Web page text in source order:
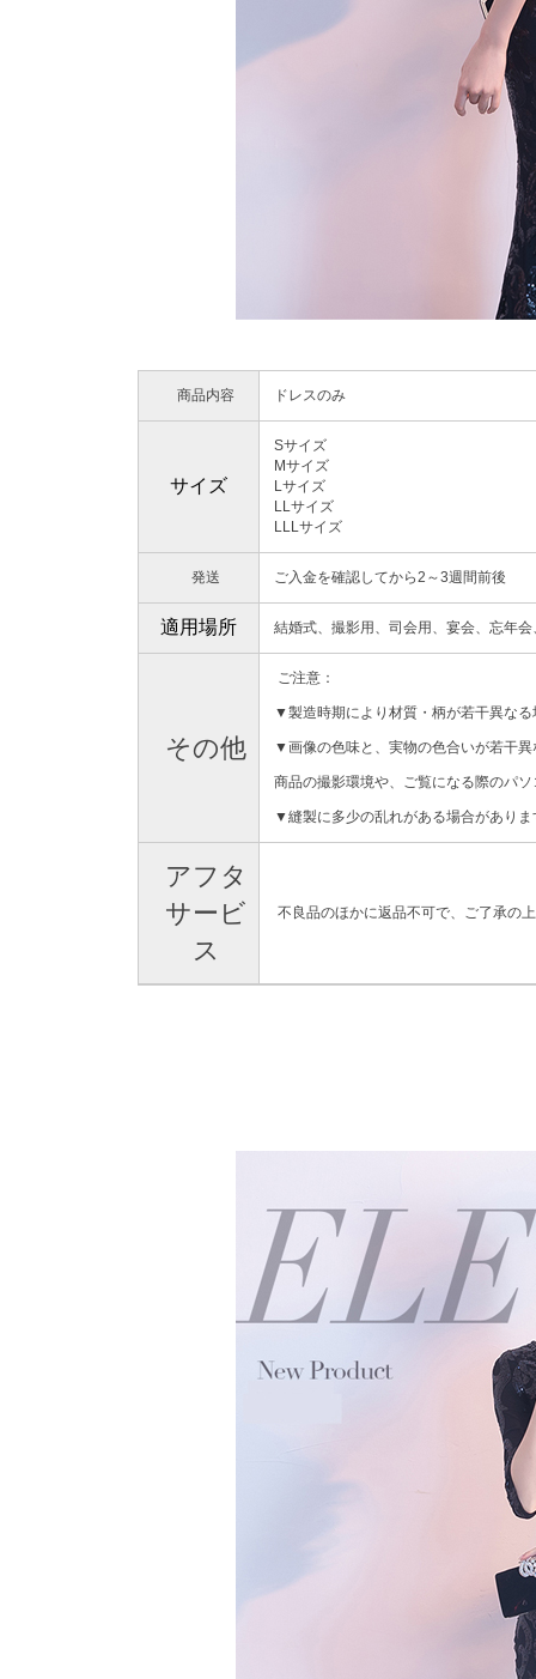
商品内容 ドレスのみ
サイズ
Sサイズ
Mサイズ
Lサイズ
LLサイズ
LLLサイズ
発送 ご入金を確認してから2～3週間前後
適用場所 結婚式、撮影用、司会用、宴会、忘年会
その他
ご注意：
▼製造時期により材質・柄が若干異な
▼画像の色味と、実物の色合いが若干
商品の撮影環境や、ご覧になる際のパ
▼縫製に多少の乱れがある場合があり
アフタ
サービ
ス
不良品のほかに返品不可で、ご了承の